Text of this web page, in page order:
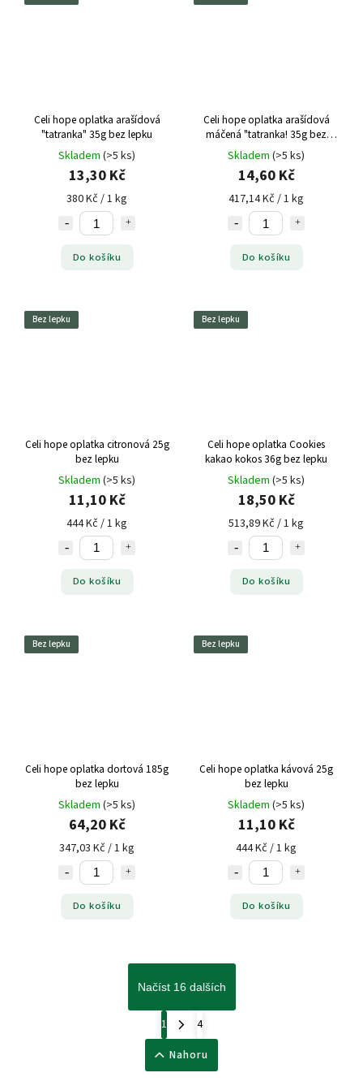
Celi hope oplatka arašídová
"tatranka" 35g bez lepku
Skladem (>5 ks)
13,30 Kč
380 Kč / 1 kg
Do košíku
Celi hope oplatka arašídová
máčená "tatranka! 35g bez
lepku
Skladem (>5 ks)
14,60 Kč
417,14 Kč / 1 kg
Do košíku
Bez lepku
Celi hope oplatka citronová 25g
bez lepku
Skladem (>5 ks)
11,10 Kč
444 Kč / 1 kg
Do košíku
Bez lepku
Celi hope oplatka Cookies
kakao kokos 36g bez lepku
Skladem (>5 ks)
18,50 Kč
513,89 Kč / 1 kg
Do košíku
Bez lepku
Celi hope oplatka dortová 185g
bez lepku
Skladem (>5 ks)
64,20 Kč
347,03 Kč / 1 kg
Do košíku
Bez lepku
Celi hope oplatka kávová 25g
bez lepku
Skladem (>5 ks)
11,10 Kč
444 Kč / 1 kg
Do košíku
Načíst 16 dalších
1
4
Nahoru